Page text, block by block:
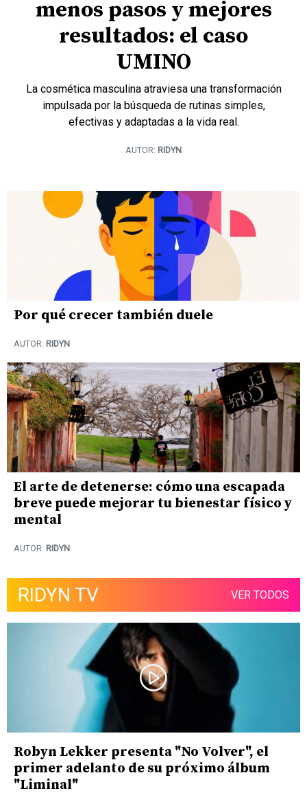
Por qué crecer también duele
AUTOR: RIDYN
El arte de detenerse: cómo una escapada
breve puede mejorar tu bienestar físico y
mental
AUTOR: RIDYN
menos pasos y mejores
resultados: el caso
UMINO
La cosmética masculina atraviesa una transformación
impulsada por la búsqueda de rutinas simples,
efectivas y adaptadas a la vida real.
AUTOR: RIDYN
RIDYN TV VER TODOS
Robyn Lekker presenta "No Volver", el
primer adelanto de su próximo álbum
"Liminal"